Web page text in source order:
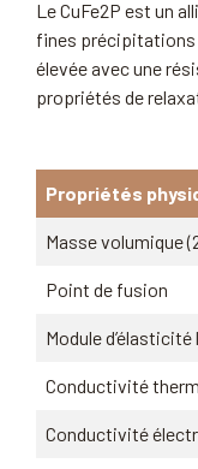
Le CuFe2P est un
fines précipitations
élevée avec une
propriétés de
Propriétés
Masse volumique
Point de fusion
Module
Conductivité
Conductivité